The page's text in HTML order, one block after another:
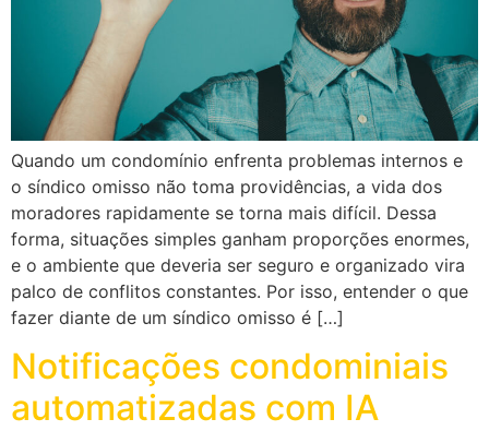
Quando um condomínio enfrenta problemas internos e
o síndico omisso não toma providências, a vida dos
moradores rapidamente se torna mais difícil. Dessa
forma, situações simples ganham proporções enormes,
e o ambiente que deveria ser seguro e organizado vira
palco de conflitos constantes. Por isso, entender o que
fazer diante de um síndico omisso é […]
Notificações condominiais
automatizadas com IA